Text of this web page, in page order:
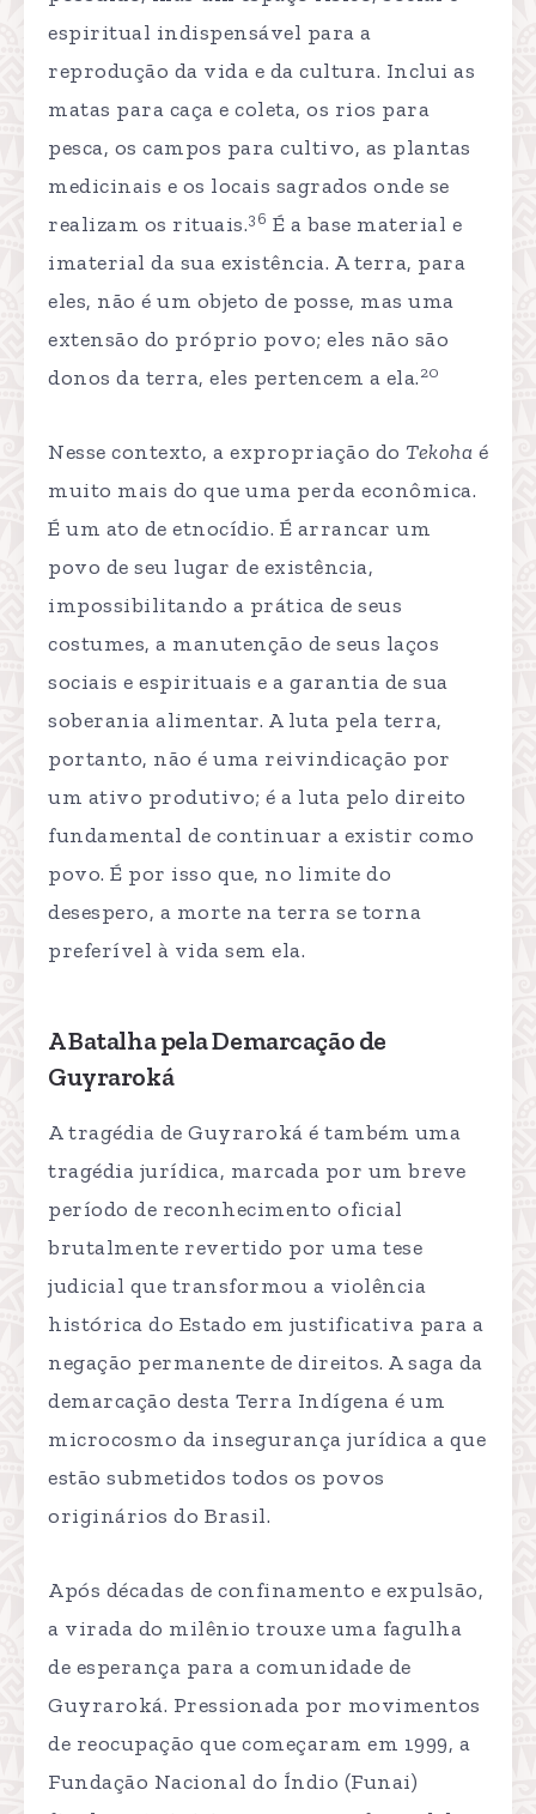
espiritual indispensável para a
reprodução da vida e da cultura. Inclui as
matas para caça e coleta, os rios para
pesca, os campos para cultivo, as plantas
medicinais e os locais sagrados onde se
realizam os rituais.36 É a base material e
imaterial da sua existência. A terra, para
eles, não é um objeto de posse, mas uma
extensão do próprio povo; eles não são
donos da terra, eles pertencem a ela.20
Nesse contexto, a expropriação do Tekoha é
muito mais do que uma perda econômica.
É um ato de etnocídio. É arrancar um
povo de seu lugar de existência,
impossibilitando a prática de seus
costumes, a manutenção de seus laços
sociais e espirituais e a garantia de sua
soberania alimentar. A luta pela terra,
portanto, não é uma reivindicação por
um ativo produtivo; é a luta pelo direito
fundamental de continuar a existir como
povo. É por isso que, no limite do
desespero, a morte na terra se torna
preferível à vida sem ela.
A Batalha pela Demarcação de
Guyraroká
A tragédia de Guyraroká é também uma
tragédia jurídica, marcada por um breve
período de reconhecimento oficial
brutalmente revertido por uma tese
judicial que transformou a violência
histórica do Estado em justificativa para a
negação permanente de direitos. A saga da
demarcação desta Terra Indígena é um
microcosmo da insegurança jurídica a que
estão submetidos todos os povos
originários do Brasil.
Após décadas de confinamento e expulsão,
a virada do milênio trouxe uma fagulha
de esperança para a comunidade de
Guyraroká. Pressionada por movimentos
de reocupação que começaram em 1999, a
Fundação Nacional do Índio (Funai)